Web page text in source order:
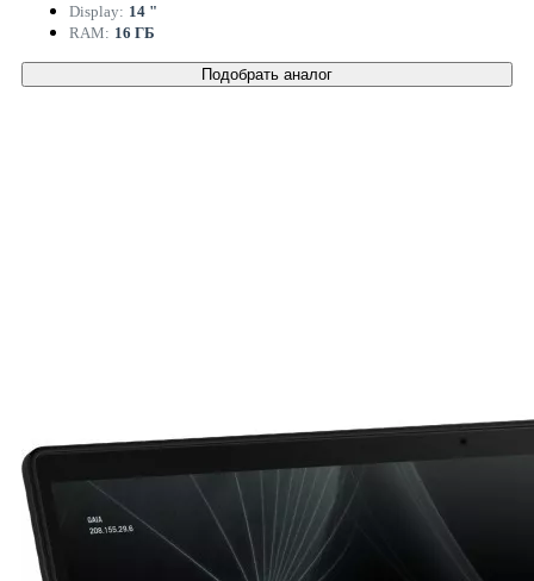
Display: 14 "
RAM: 16 ГБ
Подобрать аналог